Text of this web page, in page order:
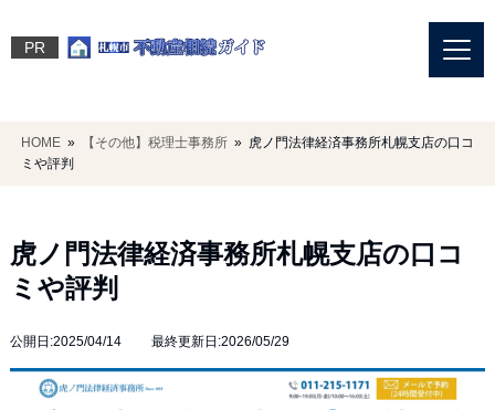
PR
HOME» 【その他】税理士事務所» 虎ノ門法律経済事務所札幌支店の口コ
ミや評判
虎ノ門法律経済事務所札幌支店の口コ
ミや評判
公開日:2025/04/14 最終更新日:2026/05/29